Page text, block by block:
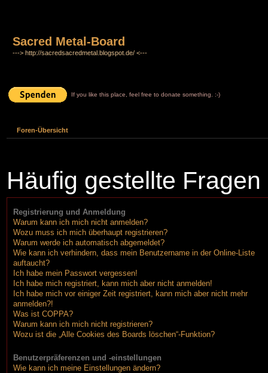
Sacred Metal-Board
---> http://sacredsacredmetal.blogspot.de/ <---
If you like this place, feel free to donate something. :-)
Foren-Übersicht
Häufig gestellte Fragen
Registrierung und Anmeldung
Warum kann ich mich nicht anmelden?
Wozu muss ich mich überhaupt registrieren?
Warum werde ich automatisch abgemeldet?
Wie kann ich verhindern, dass mein Benutzername in der Online-Liste
auftaucht?
Ich habe mein Passwort vergessen!
Ich habe mich registriert, kann mich aber nicht anmelden!
Ich habe mich vor einiger Zeit registriert, kann mich aber nicht mehr
anmelden?!
Was ist COPPA?
Warum kann ich mich nicht registrieren?
Wozu ist die „Alle Cookies des Boards löschen“-Funktion?
Benutzerpräferenzen und -einstellungen
Wie kann ich meine Einstellungen ändern?